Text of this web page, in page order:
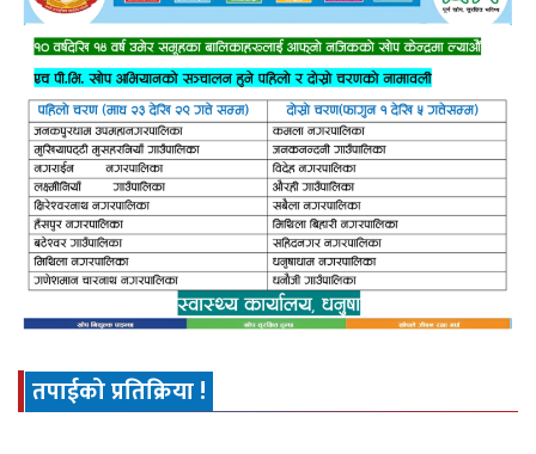
तपाईको प्रतिक्रिया !